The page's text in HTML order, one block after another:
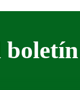
boletín